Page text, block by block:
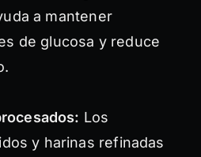
a mantener
de glucosa y reduce
Los
y harinas refinadas